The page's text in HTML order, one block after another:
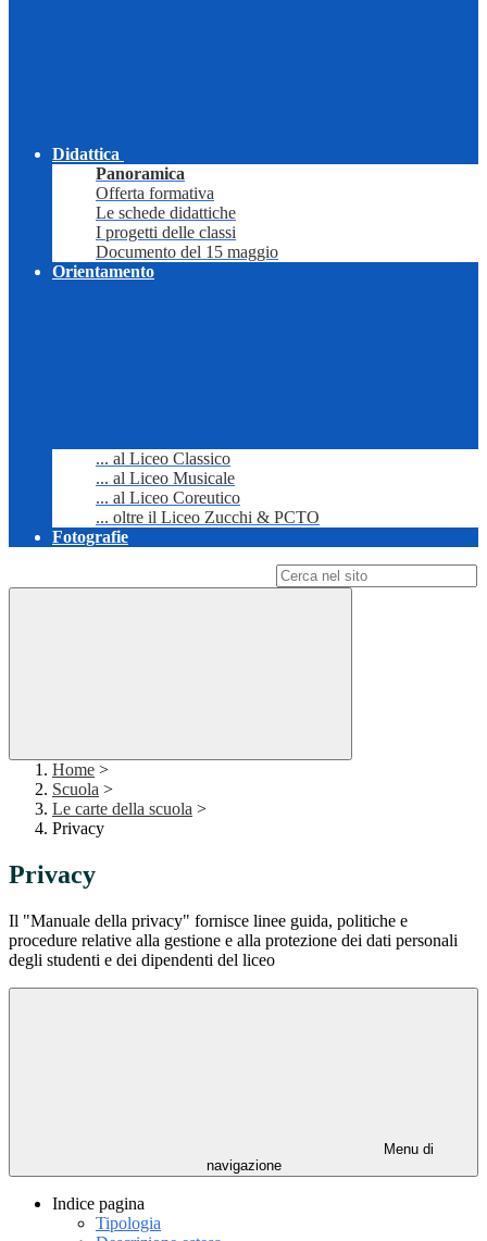
Didattica
Panoramica
Offerta formativa
Le schede didattiche
I progetti delle classi
Documento del 15 maggio
Orientamento
... al Liceo Classico
... al Liceo Musicale
... al Liceo Coreutico
... oltre il Liceo Zucchi & PCTO
Fotografie
Home >
Scuola >
Le carte della scuola >
Privacy
Privacy
Il "Manuale della privacy" fornisce linee guida, politiche e
procedure relative alla gestione e alla protezione dei dati personali
degli studenti e dei dipendenti del liceo
Menu di
navigazione
Indice pagina
Tipologia